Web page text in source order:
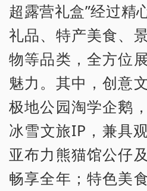
超露营礼盒”经过精
礼品、特产美食、
物等品类，全方位
魅力。其中，创意
极地公园淘学企鹅
冰雪文旅IP，兼具
亚布力熊猫馆公仔
畅享全年；特色美